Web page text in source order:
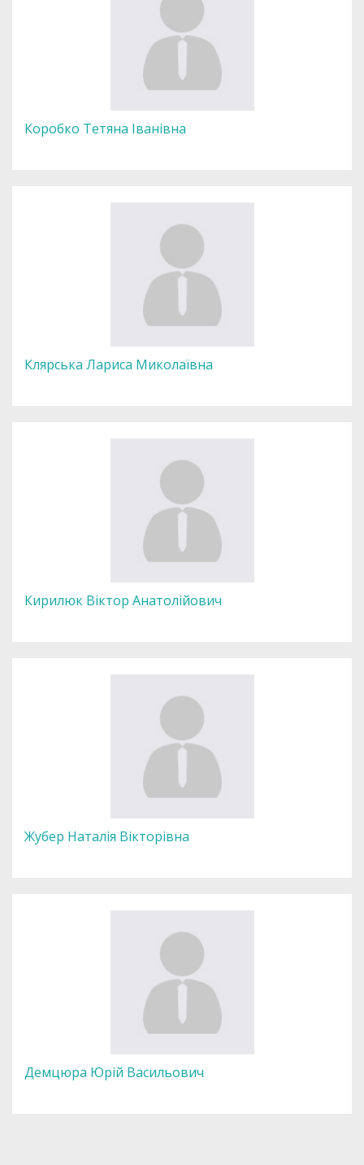
Коробко Тетяна Іванівна
Клярська Лариса Миколаївна
Кирилюк Віктор Анатолійович
Жубер Наталія Вікторівна
Демцюра Юрій Васильович